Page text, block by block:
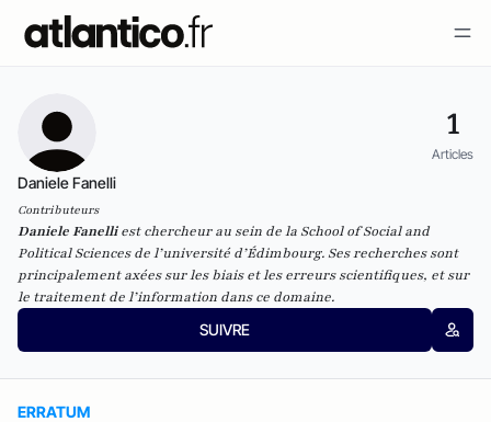
1
Articles
Daniele Fanelli
Contributeurs
Daniele Fanelliest chercheur au sein de la School of Social and
Political Sciences de l’université d’Édimbourg. Ses recherches sont
principalement axées sur les biais et les erreurs scientifiques, et sur
le traitement de l’information dans ce domaine.
SUIVRE
ERRATUM